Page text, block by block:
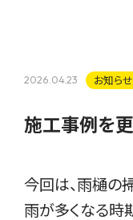
2026.04.23 お知らせ
施工事例を更
今回は、雨樋の
雨が多くなる時